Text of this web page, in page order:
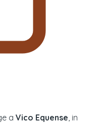
a Vico Equense , in